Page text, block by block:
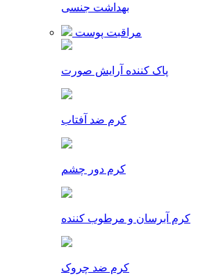
بهداشت جنسی
مراقبت پوست
پاک کننده آرایش صورت
کرم ضد آفتاب
کرم دور چشم
کرم آبرسان و مرطوب کننده
کرم ضد چروک